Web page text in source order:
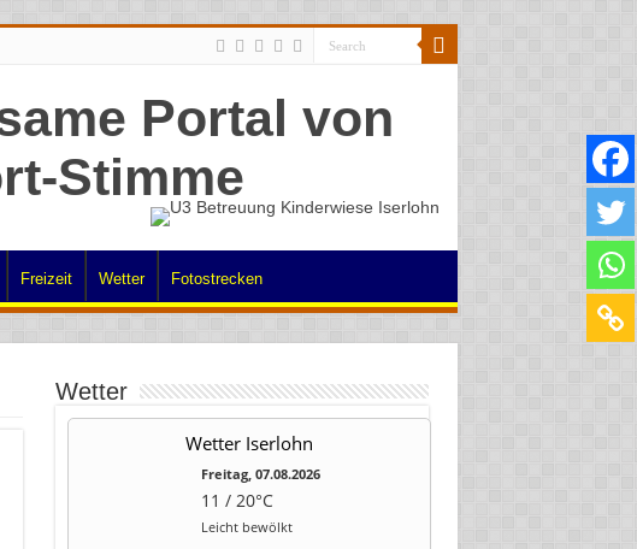
Freizeit Wetter Fotostrecken
Wetter
Wetter Iserlohn
Freitag, 07.08.2026
11 / 20°C
Leicht bewölkt